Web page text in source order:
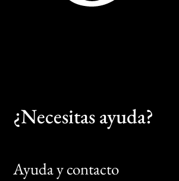
¿Necesitas ayuda?
Ayuda y contacto